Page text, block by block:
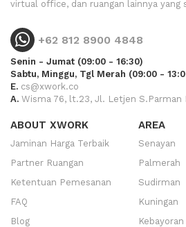
virtual office, dan ruangan lainnya yang
+62 812 8900 4848
Senin - Jumat (09:00 - 16:30)
Sabtu, Minggu, Tgl Merah (09:00 -
E. cs@xwork.co
A. Wisma 76, lt.23, Jl. Letjen S.Parman
ABOUT XWORK
Jaminan Harga Terbaik
Partner Ruangan
Ketentuan Pemesanan
FAQ
Blog
AREA
Senayan
Palmerah
Sudirman
Kuningan